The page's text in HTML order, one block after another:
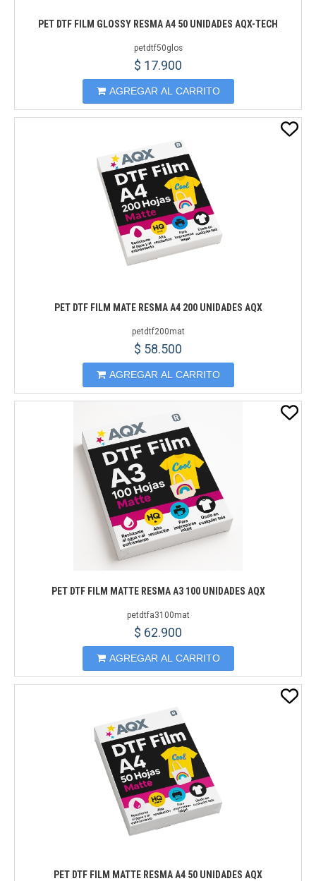
PET DTF FILM GLOSSY RESMA A4 50 UNIDADES AQX-TECH
petdtf50glos
$ 17.900
AGREGAR AL CARRITO
PET DTF FILM MATE RESMA A4 200 UNIDADES AQX
petdtf200mat
$ 58.500
AGREGAR AL CARRITO
PET DTF FILM MATTE RESMA A3 100 UNIDADES AQX
petdtfa3100mat
$ 62.900
AGREGAR AL CARRITO
PET DTF FILM MATTE RESMA A4 50 UNIDADES AQX